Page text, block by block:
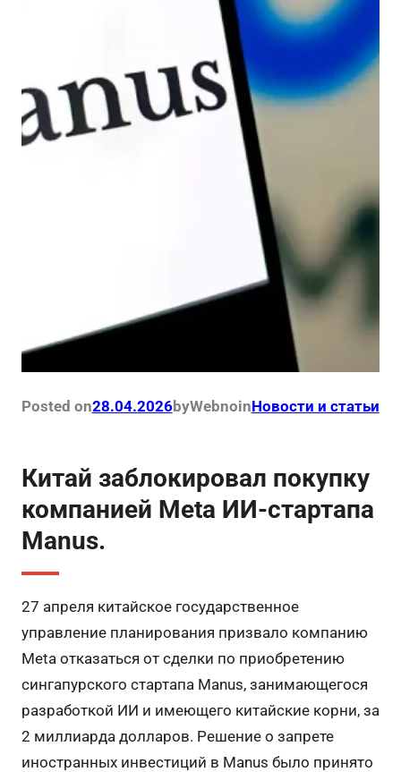
Posted on28.04.2026byWebnoinНовости и статьи
Китай заблокировал покупку
компанией Meta ИИ-стартапа
Manus.
27 апреля китайское государственное
управление планирования призвало компанию
Meta отказаться от сделки по приобретению
сингапурского стартапа Manus, занимающегося
разработкой ИИ и имеющего китайские корни, за
2 миллиарда долларов. Решение о запрете
иностранных инвестиций в Manus было принято